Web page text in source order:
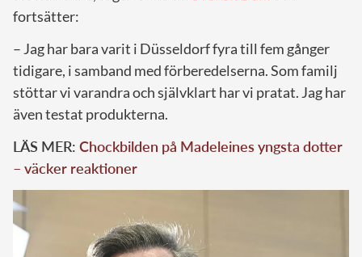
fortsätter:
– Jag har bara varit i Düsseldorf fyra till fem gånger
tidigare, i samband med förberedelserna. Som familj
stöttar vi varandra och självklart har vi pratat. Jag har
även testat produkterna.
LÄS MER: Chockbilden på Madeleines yngsta dotter
– väcker reaktioner